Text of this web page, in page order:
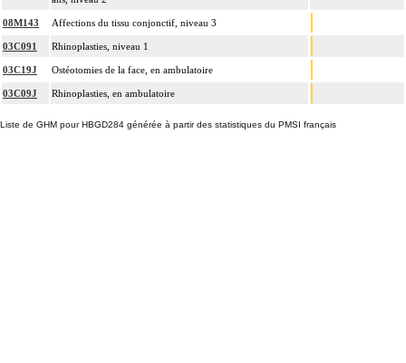
08M143 Affections du tissu conjonctif, niveau 3
03C091 Rhinoplasties, niveau 1
03C19J Ostéotomies de la face, en ambulatoire
03C09J Rhinoplasties, en ambulatoire
Liste de GHM pour HBGD284 générée à partir des statistiques du PMSI français